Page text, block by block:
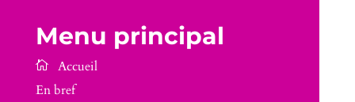
Menu principal
En bref